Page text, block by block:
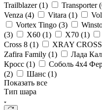
Trailblazer (1) Transporter (
Venza (4) Vitara (1)
Vortex Tingo (3)
(3) X60 (1) X70 (1)
Cross 8 (1) XRAY CROSS
Zafira Family (1) Лада
Кросс (1) Соболь 4х4
(2) Шанс (1)
Показать все
Тип шара